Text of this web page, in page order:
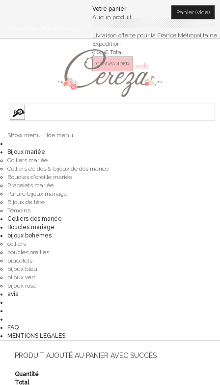
Show menu Hide menu
Bijoux mariée
Colliers mariée
Colliers de dos & bijoux de dos mariée
Boucles d'oreille mariée
Bracelets mariée
Parure bijoux mariage
Bijoux de tête
Témoins
Colliers dos mariée
Boucles mariage
bijoux bohèmes
colliers
boucles oreilles
bracelets
bijoux bleu
bijoux vert
bijoux rose
avis
FAQ
MENTIONS LEGALES
Panier (vide)
Votre panier
Aucun produit
Livraison offerte pour la France Métropolitaine
Expédition
0,00 € Total
COMMANDER
PRODUIT AJOUTÉ AU PANIER AVEC SUCCÈS
Quantité
Total